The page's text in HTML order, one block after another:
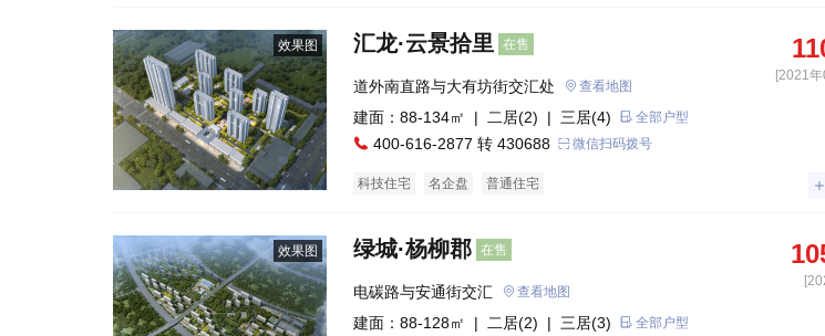
效果图 汇龙·云景拾里 在售
[2021
道外南直路与大有坊街交汇处 查看地图
建面：88-134㎡ | 二居(2) | 三居(4) 全部户型
400-616-2877 转 430688 微信扫码拨号
科技住宅 名企盘 普通住宅
效果图 绿城·杨柳郡 在售
电碳路与安通街交汇 查看地图
建面：88-128㎡ | 二居(2) | 三居(3) 全部户型